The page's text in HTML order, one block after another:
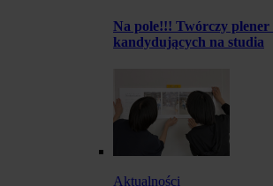
Na pole!!! Twórczy plener
kandydujących na studia
Aktualności